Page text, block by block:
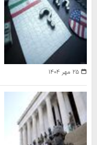
۲۵ مهر ۱۴۰۴